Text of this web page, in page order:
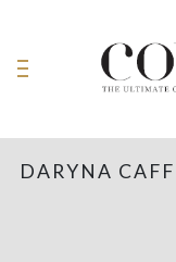
DARYNA